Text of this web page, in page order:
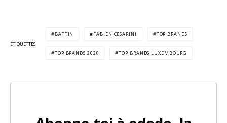
ÉTIQUETTES
BATTIN FABIEN CESARINI TOP BRANDS
TOP BRANDS 2020 TOP BRANDS LUXEMBOURG